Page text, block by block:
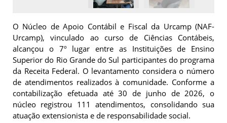
O Núcleo de Apoio Contábil e Fiscal da Urcamp (NAF-
Urcamp), vinculado ao curso de Ciências Contábeis,
alcançou o 7º lugar entre as Instituições de Ensino
Superior do Rio Grande do Sul participantes do programa
da Receita Federal. O levantamento considera o número
de atendimentos realizados à comunidade. Conforme a
contabilização efetuada até 30 de junho de 2026, o
núcleo registrou 111 atendimentos, consolidando sua
atuação extensionista e de responsabilidade social.